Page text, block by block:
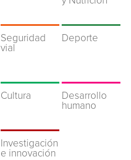
Seguridad
vial
Deporte
Cultura
Desarrollo
humano
Investigación
e innovación